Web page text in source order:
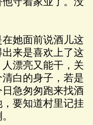
她面前说酒儿这
来是喜欢上了这
漂亮又能干，关
白的身子，若是
急匆匆跑来找酒
要知道村里记挂